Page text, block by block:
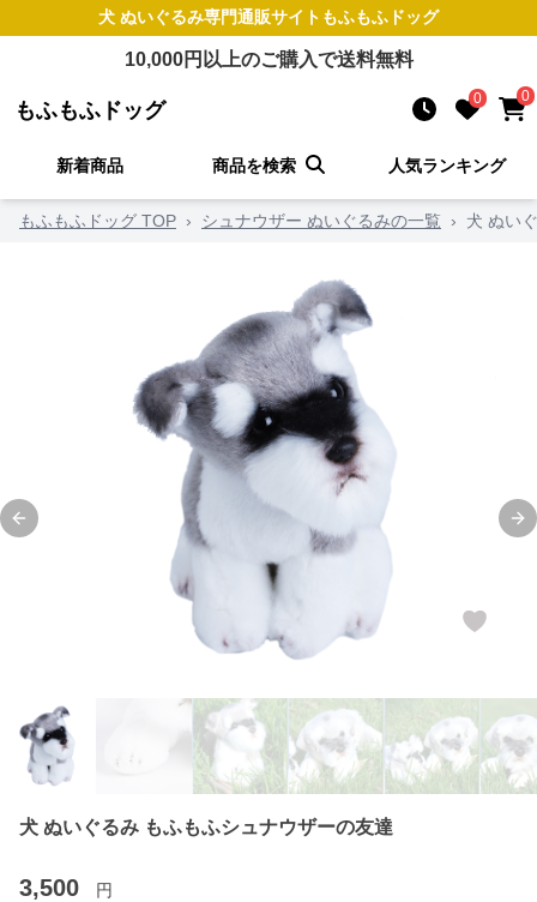
犬 ぬいぐるみ専門通販サイト もふもふドッグ
10,000円以上のご購入で送料無料
もふもふドッグ 0 0
新着商品 商品を検索 人気ランキング
もふもふドッグ TOP › シュナウザー ぬいぐるみの一覧 › 犬 ぬい
Previous slide
犬 ぬいぐるみ もふもふシュナウザーの友達
3,500 円